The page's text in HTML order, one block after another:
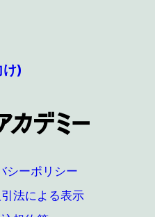
け)
シーポリシー
法による表示